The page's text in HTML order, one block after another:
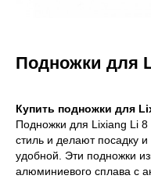
Подножки для
Купить подножки для
Подножки для Lixiang Li
стиль и делают посадку
удобной. Эти подножки
алюминиевого сплава с